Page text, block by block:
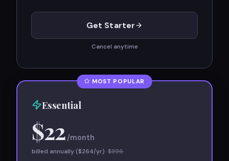
Get Starter
Cancel anytime
MOST POPULAR
Essential
$22 /month
billed annually ($264/yr) $396